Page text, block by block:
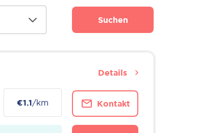
Suchen
€1.1/km Kontakt
Details